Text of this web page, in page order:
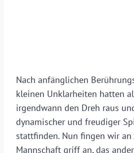
Nach anfänglichen
kleinen Unklarheiten hatten
irgendwann den Dreh raus
dynamischer und freudiger
stattfinden. Nun fingen wir an
Mannschaft griff an, das